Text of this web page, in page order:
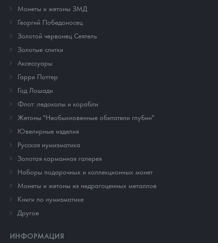
Монеты и жетоны ЗМД
Георгий Победоносец
Золотой червонец Сеятель
Золотые слитки
Аксессуары
Гарри Поттер
Год Лошади
Флот: ледоколы и корабли
Жетоны "Необыкновенные обитатели глубин"
Ювелирные изделия
Русская нумизматика
Золотая карманная галерея
Наборы подарочных и коллекционных монет
Монеты и жетоны из недрагоценных металлов
Книги по нумизматике
Другое
ИНФОРМАЦИЯ